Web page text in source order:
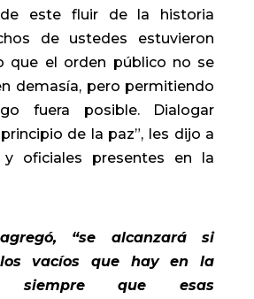
este fluir de la historia
de ustedes estuvieron
que el orden público no se
demasía, pero permitiendo
fuera posible. Dialogar
de la paz”, les dijo a
oficiales presentes en la
“se alcanzará si
vacíos que hay en la
siempre que esas